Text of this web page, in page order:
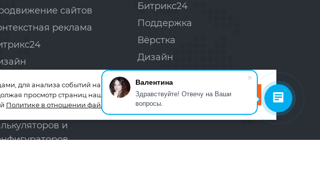
Валентина
Здравствуйте! Отвечу на Ваши
вопросы.
сайтов
реклама
сайтов
онлайн-
и
Битрикс24
Поддержка
Вёрстка
Дизайн
для анализа событий на нашем веб-сайте,
просмотр страниц нашего сайта, вы
Политике в отношении файлов Cookie.
Принимаю